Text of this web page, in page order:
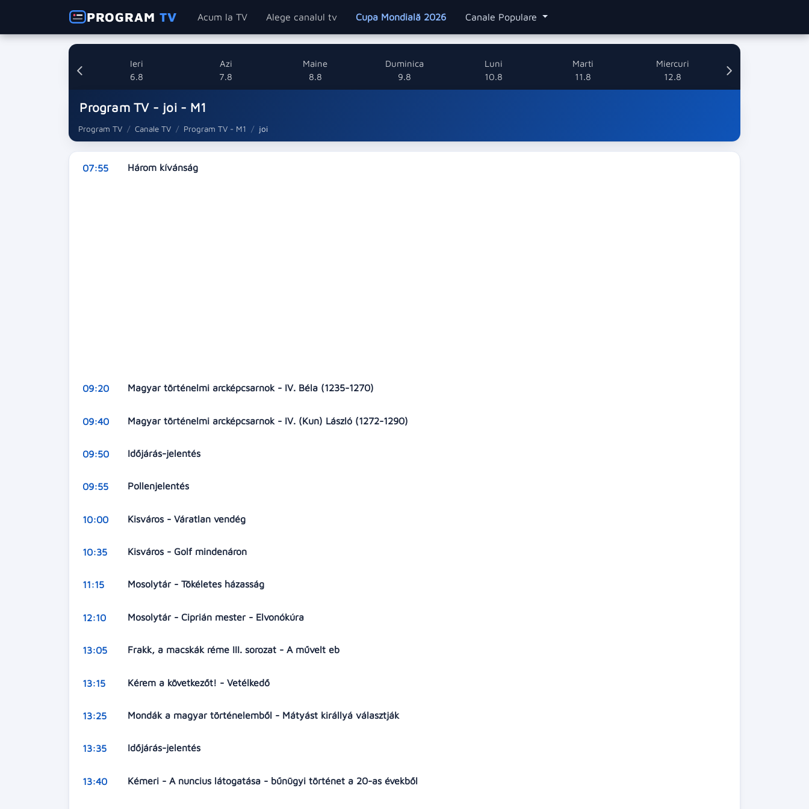
PROGRAMTV Acum la TV Alege canalul tv Cupa Mondială 2026 Canale Populare
Ieri
6.8
Azi
7.8
Maine
8.8
Duminica
9.8
Luni
10.8
Marti
11.8
Miercuri
12.8
Program TV - joi - M1
Program TV Canale TV Program TV - M1 joi
07:55 Három kívánság
09:20 Magyar történelmi arcképcsarnok - IV. Béla (1235-1270)
09:40 Magyar történelmi arcképcsarnok - IV. (Kun) László (1272-1290)
09:50 Időjárás-jelentés
09:55 Pollenjelentés
10:00 Kisváros - Váratlan vendég
10:35 Kisváros - Golf mindenáron
11:15 Mosolytár - Tökéletes házasság
12:10 Mosolytár - Ciprián mester - Elvonókúra
13:05 Frakk, a macskák réme III. sorozat - A művelt eb
13:15 Kérem a következőt! - Vetélkedő
13:25 Mondák a magyar történelemből - Mátyást királlyá választják
13:35 Időjárás-jelentés
13:40 Kémeri - A nuncius látogatása - bűnügyi történet a 20-as évekből